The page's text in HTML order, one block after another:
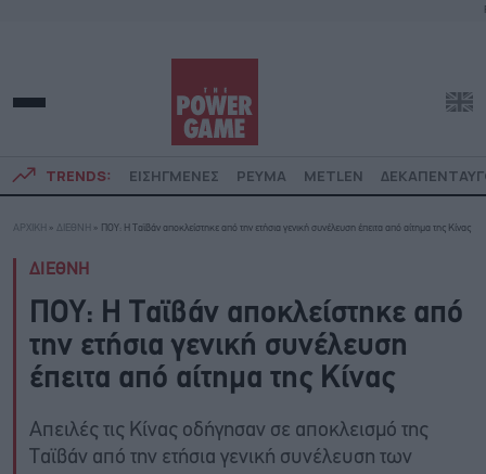
TRENDS: ΕΙΣΗΓΜΕΝΕΣ ΡΕΥΜΑ METLEN
ΑΡΧΙΚΗ » ΔΙΕΘΝΗ » ΠΟΥ: Η Ταϊβάν αποκλείστηκε από την ετήσια γενική συνέλευση έπειτα από αίτημα της Κίνας
ΔΙΕΘΝΗ
ΠΟΥ: Η Ταϊβάν αποκλείστηκε από
την ετήσια γενική συνέλευση
έπειτα από αίτημα της Κίνας
Απειλές τις Κίνας οδήγησαν σε αποκλεισμό της
Ταϊβάν από την ετήσια γενική συνέλευση των